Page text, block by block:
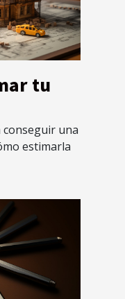
tu
conseguir una
estimarla